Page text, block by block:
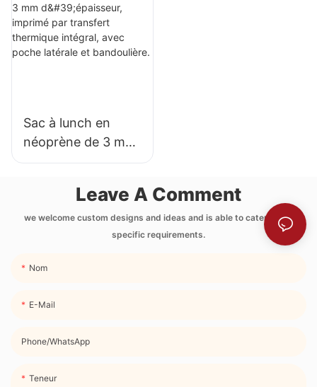
imprimé par
transfert
thermique.
Sac à lunch en
néoprène de 3 mm
d'épaisseur,
transfert thermique
intégral, avec
poche latérale et
Leave A Comment
we welcome custom designs and ideas and is able to cater to the
specific requirements.
Nom
E-Mail
Phone/whatsApp
Teneur